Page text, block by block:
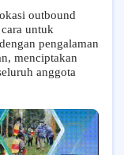
outbound
untuk
pengalaman
menciptakan
anggota